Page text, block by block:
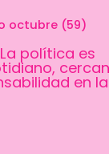
política es
en